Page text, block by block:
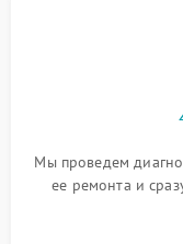
Мы проведем
ее ремонта и